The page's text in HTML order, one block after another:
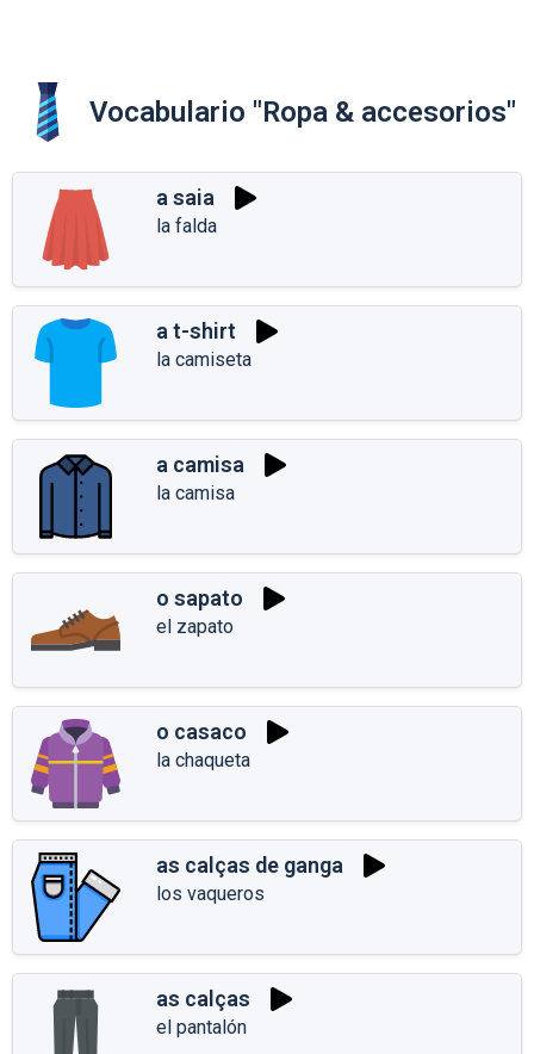
Vocabulario "Ropa & accesorios"
a saia
la falda
a t-shirt
la camiseta
a camisa
la camisa
o sapato
el zapato
o casaco
la chaqueta
as calças de ganga
los vaqueros
as calças
el pantalón